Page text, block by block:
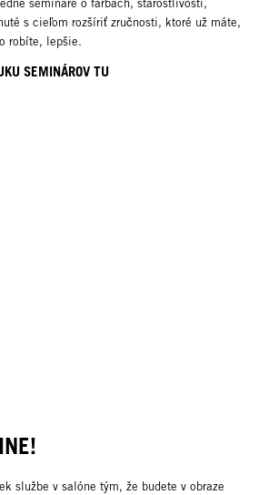
semináre o farbách, starostlivosti,
s cieľom rozšíriť zručnosti, ktoré už máte,
robíte, lepšie.
SEMINÁROV TU
službe v salóne tým, že budete v obraze